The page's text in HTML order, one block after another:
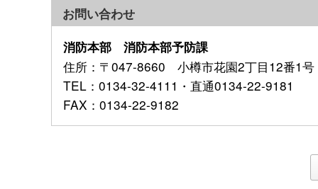
お問い合わせ
消防本部 消防本部予防課
住所 ：〒047-8660 小樽市花園2丁目12番1号
TEL ：0134-32-4111・直通0134-22-9181
FAX ：0134-22-9182